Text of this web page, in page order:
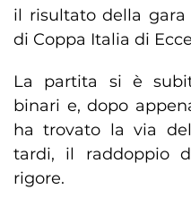
il risultato della gara
di Coppa Italia di
La partita si è
binari e, dopo
ha trovato la via
tardi, il raddoppio
rigore.